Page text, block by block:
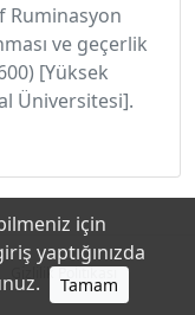
Ruminasyon
ve geçerlik
[Yüksek
Üniversitesi].
Gizlilik Politikası
için
yaptığınızda
Tamam